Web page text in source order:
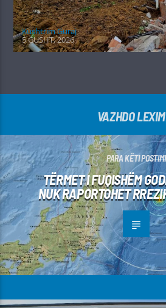
Kushtrim Guraj
5 GUSHT, 2026
VAZHDO
PARA KËTI POSTIMI
TËRMET I FUQISHËM
NUK RAPORTOHET